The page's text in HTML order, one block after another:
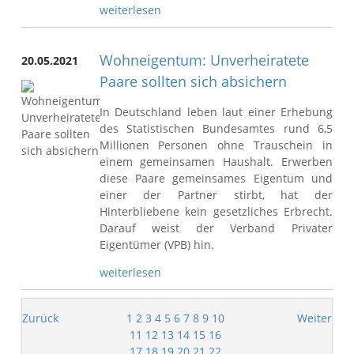
weiterlesen
20.05.2021
Wohneigentum: Unverheiratete
Paare sollten sich absichern
In Deutschland leben laut einer Erhebung
des Statistischen Bundesamtes rund 6,5
Millionen Personen ohne Trauschein in
einem gemeinsamen Haushalt. Erwerben
diese Paare gemeinsames Eigentum und
einer der Partner stirbt, hat der
Hinterbliebene kein gesetzliches Erbrecht.
Darauf weist der Verband Privater
Eigentümer (VPB) hin.
weiterlesen
Zurück 1 2 3 4 5 6 7 8 9 10
11 12 13 14 15 16
Weiter